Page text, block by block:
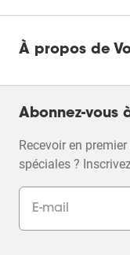
À propos de
Abonnez-vous
Recevoir en
spéciales ?